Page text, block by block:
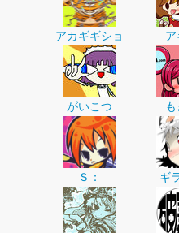
アカギギショ
がいこつ
Ｓ： ギ